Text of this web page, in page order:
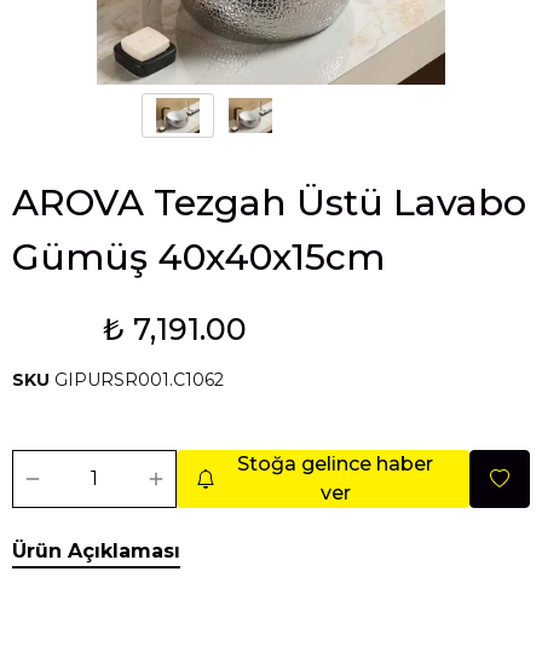
AROVA Tezgah Üstü Lavabo
Gümüş 40x40x15cm
₺ 7,191.00
SKU GIPURSR001.C1062
Stoğa gelince haber
ver
Ürün Açıklaması